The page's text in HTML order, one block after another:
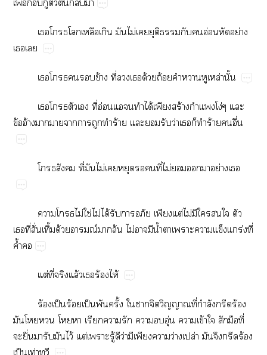
​​​​​​ไม่​​​​​​อ่ย่​
​
​​​​ข้​ี่​​​ด้​ถ้​​​​ล่​ั้
​​​​ี่​อ่​​​​ได้​​ร้​​โง่​​
ข้​อ้​​​​​​​ร้​​​​ว่​​​​ร้​​ื่
​​ี่​​ไม่​​​​​ี่​ไม่​​​​ย่​
​​ไม่​ใช่​ไม่​ได้​​​​​ต่​ไม่​​​​​​
​ี่​ั่​ิ้​ด้​ณ์​​ล้​ไม่​​​น้ำ​​​​​ร่​ี่​
ค้ำ​
ต่​ี่​​ล้​​ร้​ไห้
ร้​ป็​ร้​ป็​​ั้​​​​​ี่​ำ​​ร้​
​​​​​​​​​ุ่​​ข้​​​​ี่​
​ื่​​​​ไว้​ต่​​ู้​​ว่​​​​ว่​ปล่​​​​ร้​